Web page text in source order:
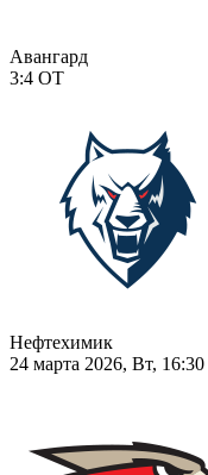
Авангард
3:4 ОТ
Нефтехимик
24 марта 2026, Вт, 16:30